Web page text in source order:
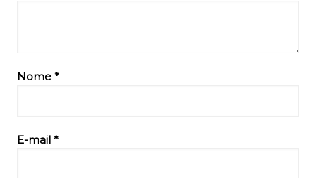
Nome *
E-mail *